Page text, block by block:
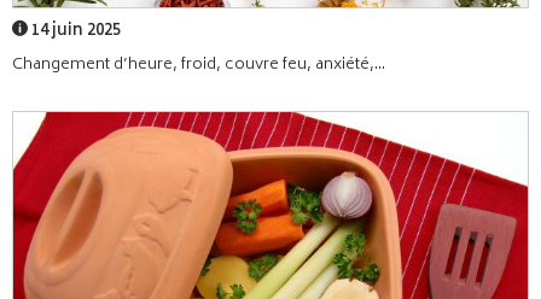
14 juin 2025
Changement d’heure, froid, couvre feu, anxiété,...